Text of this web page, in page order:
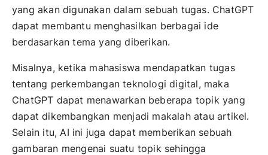
yang akan digunakan dalam sebuah tugas. ChatGPT
dapat membantu menghasilkan berbagai ide
berdasarkan tema yang diberikan.
Misalnya, ketika mahasiswa mendapatkan tugas
tentang perkembangan teknologi digital, maka
ChatGPT dapat menawarkan beberapa topik yang
dapat dikembangkan menjadi makalah atau artikel.
Selain itu, AI ini juga dapat memberikan sebuah
gambaran mengenai suatu topik sehingga